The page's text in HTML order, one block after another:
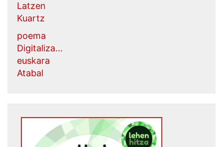
Latzen
Kuartz
poema
Digitaliza...
euskara
Atabal